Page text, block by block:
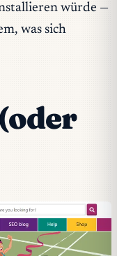
würde —
was sich